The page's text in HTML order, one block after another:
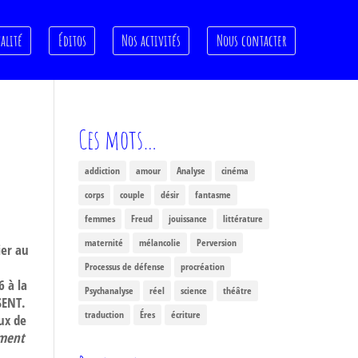
Éditos Nos activités Nous contacter
au
à la
de
Ces mots…
addiction amour Analyse
cinéma
corps
couple désir
fantasme
femmes
Freud jouissance
littérature
maternité
mélancolie
Perversion
Processus de défense
procréation
Psychanalyse
réel science
théâtre
traduction
Éres écriture